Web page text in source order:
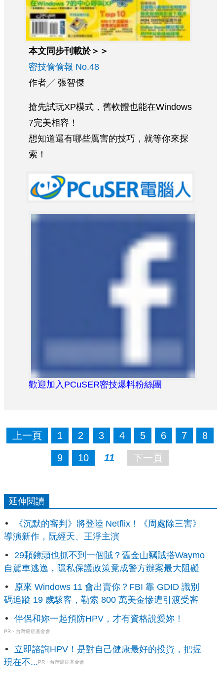
本文同步刊載於＞＞
密技偷偷報 No.48
作者╱ 張智傑
搶先試玩XP模式，舊軟體也能在Windows
7完美相容！
想知道還有哪些厲害的技巧，就等你來探
索！
歡迎加入PCuSER密技爆料粉絲團
上一頁 1 2 3 4 5 6 7 8
9 10 11 下一頁
延伸閱讀
《沉默的審判》將登陸 Netflix！《周處除三害》
導演新作，阮經天、王淨主演
29顆鏡頭也抓不到一個賊？舊金山竊賊搭Waymo
自駕車逃逸，隱私保護政策竟成警方辦案最大阻礙
原來 Windows 11 會出賣你？FBI 靠 GDID 識別
碼追蹤 19 歲駭客，勒索 800 萬美金慘遭引渡受審
伴侶和妳一起預防HPV，才有資格說愛妳！
PR・台灣癌症基金會
立即諮詢HPV！是對自己健康最好的投資，把握
現在不...PR・台灣癌症基金會